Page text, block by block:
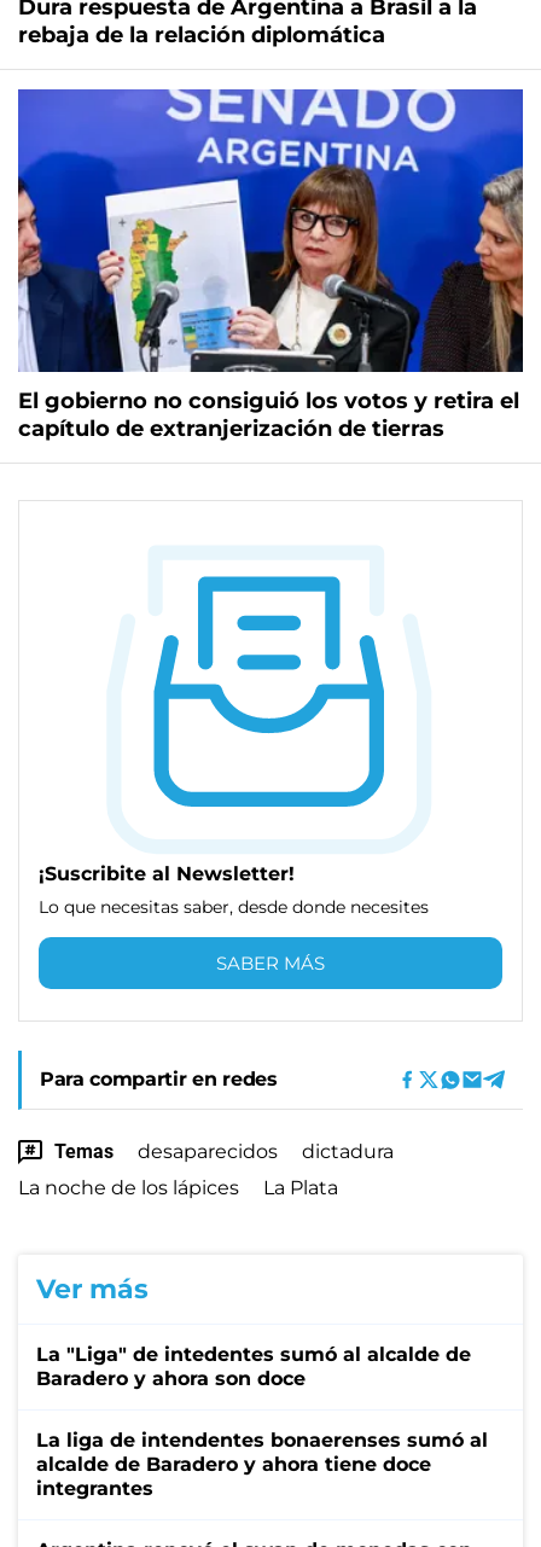
Dura respuesta de Argentina a Brasil a la
rebaja de la relación diplomática
El gobierno no consiguió los votos y retira el
capítulo de extranjerización de tierras
¡Suscribite al Newsletter!
Lo que necesitas saber, desde donde necesites
SABER MÁS
Para compartir en redes
Temas desaparecidos
dictadura
La noche de los lápices
La Plata
Ver más
La "Liga" de intedentes sumó al alcalde de
Baradero y ahora son doce
La liga de intendentes bonaerenses sumó al
alcalde de Baradero y ahora tiene doce
integrantes